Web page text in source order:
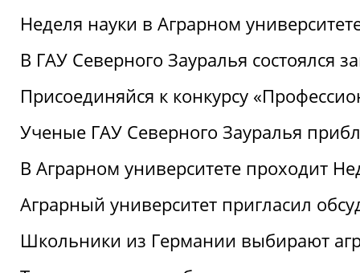
Неделя науки в Аграрном
В ГАУ Северного Зауралья
Присоединяйся к конкурсу
Ученые ГАУ Северного Зауралья
В Аграрном университете проходит
Аграрный университет пригласил
Школьники из Германии выбирают